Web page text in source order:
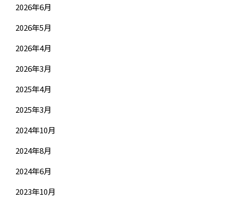
2026年6月
2026年5月
2026年4月
2026年3月
2025年4月
2025年3月
2024年10月
2024年8月
2024年6月
2023年10月